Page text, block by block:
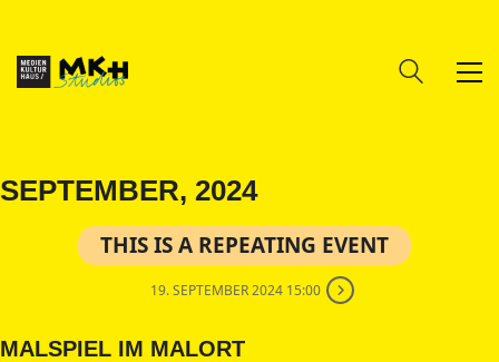
SEPTEMBER, 2024
THIS IS A REPEATING EVENT
19. SEPTEMBER 2024 15:00
MALSPIEL IM MALORT